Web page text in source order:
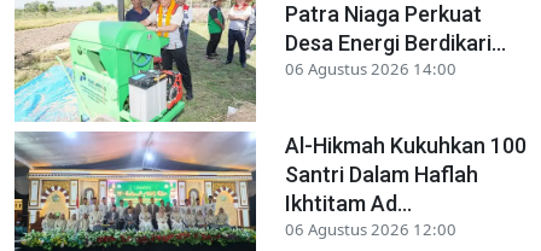
Patra Niaga Perkuat
Desa Energi Berdikari...
06 Agustus 2026 14:00
Al-Hikmah Kukuhkan 100
Santri Dalam Haflah
Ikhtitam Ad...
06 Agustus 2026 12:00